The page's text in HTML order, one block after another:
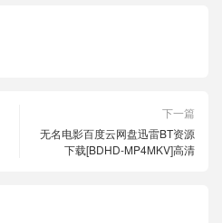
下一篇
无名电影百度云网盘迅雷BT资源
下载[BDHD-MP4MKV]高清